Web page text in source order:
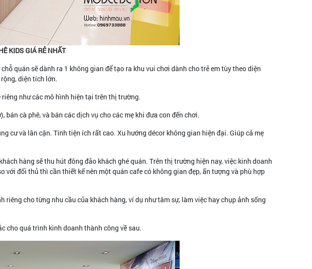
KIDS GIÁ RẺ NHẤT
quán sẽ dành ra 1 không gian để tạo ra khu vui chơi dành cho trẻ em tùy theo diện
diện tích lớn.
như các mô hình hiện tại trên thị trường.
cà phê, và bán các dịch vụ cho các mẹ khi đưa con đến chơi.
cư và lân cận. Tính tiện ích rất cao. Xu hướng décor không gian hiện đại. Giúp cả mẹ
hàng sẽ thu hút đông đảo khách ghé quán. Trên thị trường hiện nay, việc kinh doanh
đối thủ thì cần thiết kế nên một quán cafe có không gian đẹp, ấn tượng và phù hợp
cho từng nhu cầu của khách hàng, ví dụ như tâm sự, làm việc hay chụp ảnh sống
cho quá trình kinh doanh thành công về sau.